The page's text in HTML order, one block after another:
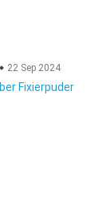
22 Sep 2024
Fixierpuder